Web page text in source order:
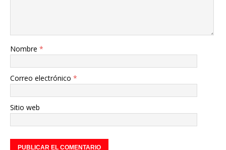
Nombre *
Correo electrónico *
Sitio web